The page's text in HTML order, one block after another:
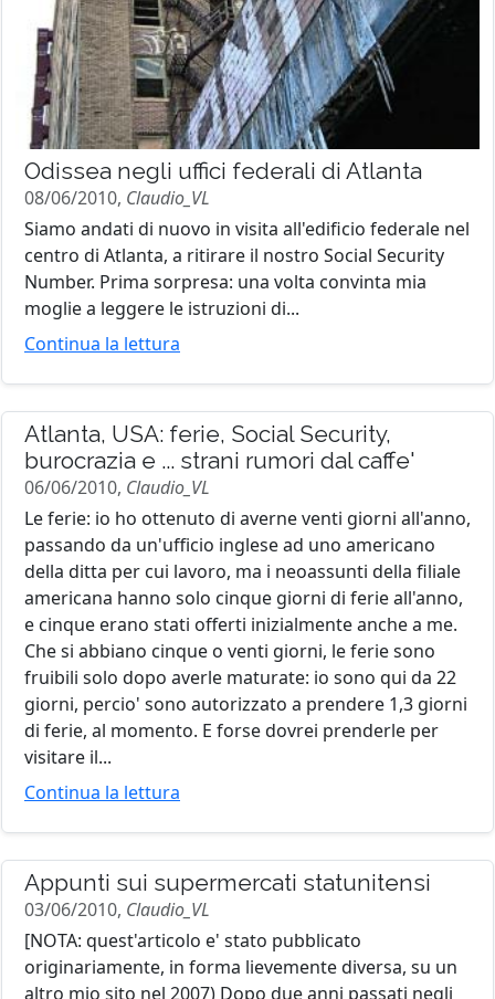
Odissea negli uffici federali di Atlanta
08/06/2010, Claudio_VL
Siamo andati di nuovo in visita all'edificio federale nel
centro di Atlanta, a ritirare il nostro Social Security
Number. Prima sorpresa: una volta convinta mia
moglie a leggere le istruzioni di...
Continua la lettura
Atlanta, USA: ferie, Social Security,
burocrazia e ... strani rumori dal caffe'
06/06/2010, Claudio_VL
Le ferie: io ho ottenuto di averne venti giorni all'anno,
passando da un'ufficio inglese ad uno americano
della ditta per cui lavoro, ma i neoassunti della filiale
americana hanno solo cinque giorni di ferie all'anno,
e cinque erano stati offerti inizialmente anche a me.
Che si abbiano cinque o venti giorni, le ferie sono
fruibili solo dopo averle maturate: io sono qui da 22
giorni, percio' sono autorizzato a prendere 1,3 giorni
di ferie, al momento. E forse dovrei prenderle per
visitare il...
Continua la lettura
Appunti sui supermercati statunitensi
03/06/2010, Claudio_VL
[NOTA: quest'articolo e' stato pubblicato
originariamente, in forma lievemente diversa, su un
altro mio sito nel 2007) Dopo due anni passati negli